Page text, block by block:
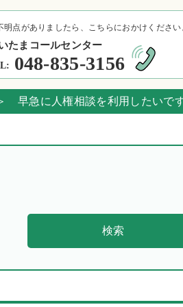
明点がありましたら、こちらにおかけください
たまコールセンター
048-835-3156
早急に人権相談を利用したいで
検索